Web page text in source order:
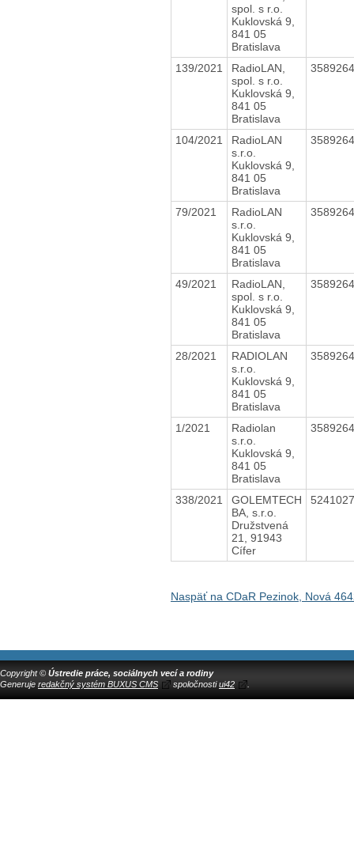
spol. s r.o.
Kuklovská 9,
841 05
Bratislava
139/2021
RadioLAN,
spol. s r.o.
Kuklovská 9,
841 05
Bratislava
104/2021
RadioLAN
s.r.o.
Kuklovská 9,
841 05
Bratislava
79/2021
RadioLAN
s.r.o.
Kuklovská 9,
841 05
Bratislava
49/2021
RadioLAN,
spol. s r.o.
Kuklovská 9,
841 05
Bratislava
28/2021
RADIOLAN
s.r.o.
Kuklovská 9,
841 05
Bratislava
1/2021
Radiolan
s.r.o.
Kuklovská 9,
841 05
Bratislava
338/2021
GOLEMTECH
BA, s.r.o.
Družstvená
21, 91943
Cífer
Naspäť na CDaR Pezinok, Nová
Copyright © Ústredie práce, sociálnych vecí a rodiny
Generuje redakčný systém BUXUS CMS spoločnostiui42